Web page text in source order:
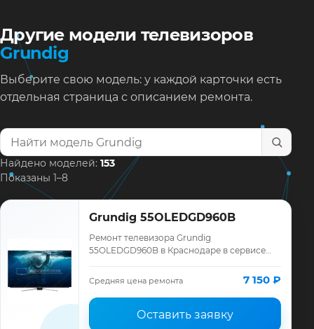
Другие модели телевизоров
Grundig
Выберите свою модель: у каждой карточки есть
отдельная страница с описанием ремонта.
Найти модель телевизора
Найдено моделей: 153
Показаны 1–8
Grundig 55OLEDGD960B
Ремонт телевизора Grundig
55OLEDGD960B в Краснодаре в сервисе
Grundig, смета до ремонта, запчасти и
гарантия до 12 месяце…
Средняя цена ремонта 7 150 ₽
Оставить заявку